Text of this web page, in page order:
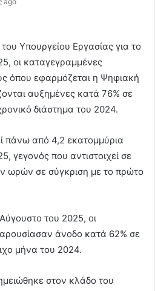
Υπουργείου Εργασίας για το
οι καταγεγραμμένες
όπου εφαρμόζεται η Ψηφιακή
αυξημένες κατά 76% σε
διάστημα του 2024.
πάνω από 4,2 εκατομμύρια
γεγονός που αντιστοιχεί σε
ωρών σε σύγκριση με το πρώτο
του 2025, οι
άνοδο κατά 62% σε
μήνα του 2024.
στον κλάδο του